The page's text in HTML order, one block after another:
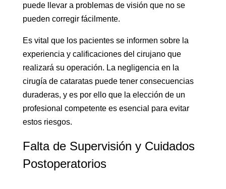
puede llevar a problemas de visión que no se
pueden corregir fácilmente.
Es vital que los pacientes se informen sobre la
experiencia y calificaciones del cirujano que
realizará su operación. La negligencia en la
cirugía de cataratas puede tener consecuencias
duraderas, y es por ello que la elección de un
profesional competente es esencial para evitar
estos riesgos.
Falta de Supervisión y Cuidados
Postoperatorios